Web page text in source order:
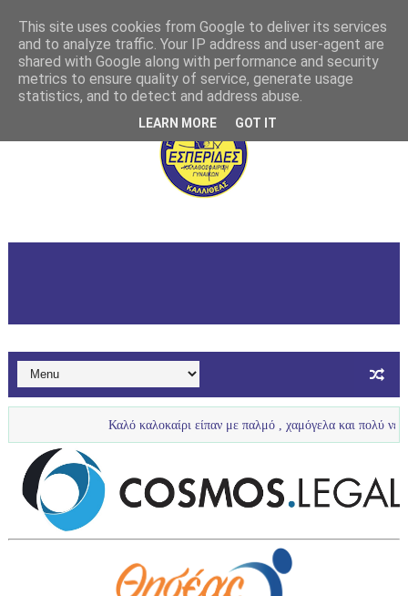
Καλό καλοκαίρι είπαν με παλμό , χαμόγελα και πολύ νερό τα πιτσιρίκια
This site uses cookies from Google to deliver its services
and to analyze traffic. Your IP address and user-agent are
shared with Google along with performance and security
metrics to ensure quality of service, generate usage
statistics, and to detect and address abuse.
LEARN MORE GOT IT